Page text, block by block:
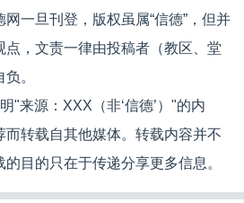
一旦刊登，版权虽属“信德”，但并
点，文责一律由投稿者（教区、堂
。
"来源：XXX（非‘信德’）"的内
而转载自其他媒体。转载内容并不
目的只在于传递分享更多信息。